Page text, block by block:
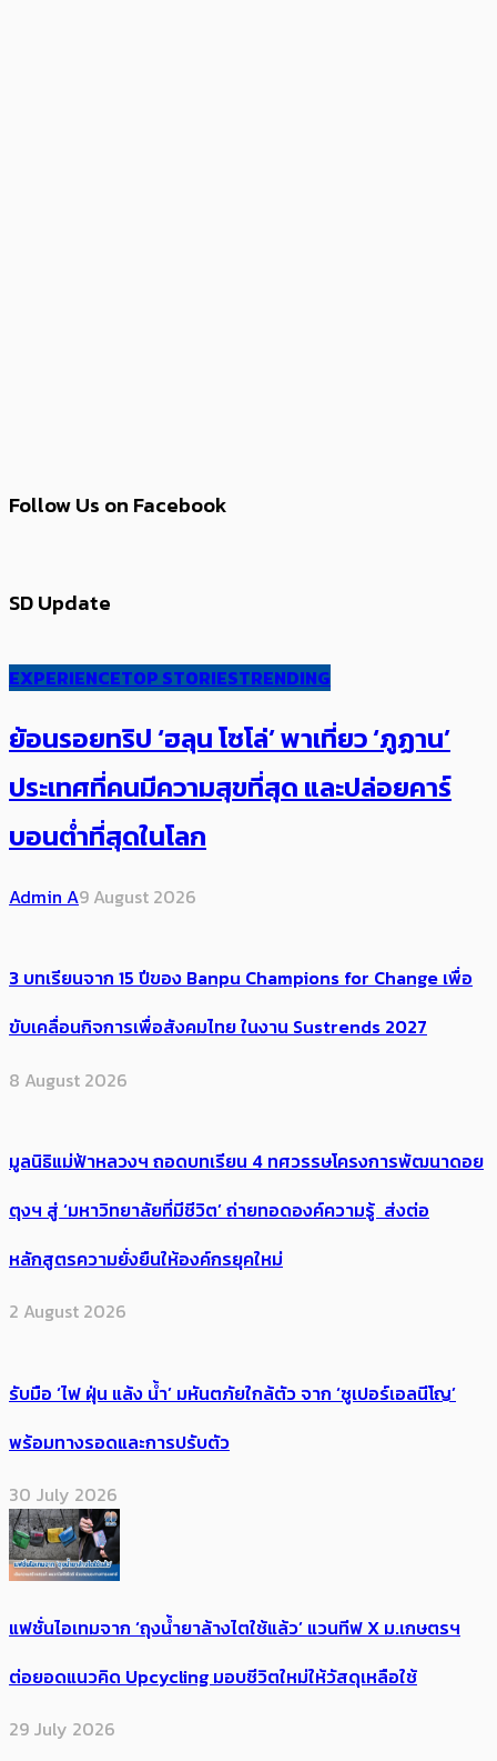
Follow Us on Facebook
SD Update
EXPERIENCETOP STORIESTRENDING
ย้อนรอยทริป ‘ฮลุน โซโล่’ ​​พาเที่ยว ‘ภูฏาน’
ประเทศ​ที่คน​มีความสุข​ที่สุด​​ และปล่อยคาร์​
บอนต่ำที่สุดในโลก
Admin A9 August 2026
3 บทเรียนจาก 15 ปีของ Banpu Champions for Change เพื่อ
ขับเคลื่อนกิจการเพื่อสังคมไทย ในงาน Sustrends 2027
8 August 2026
มูลนิธิแม่ฟ้าหลวงฯ ถอดบทเรียน 4 ทศวรรษโครงการพัฒนาดอย
ตุงฯ สู่ ‘มหาวิทยาลัยที่มีชีวิต’ ถ่ายทอดองค์ความรู้ ส่งต่อ
หลักสูตรความยั่งยืนให้องค์กรยุคใหม่
2 August 2026
รับมือ ‘ไฟ ฝุ่น แล้ง น้ำ’ มหันตภัยใกล้ตัว จาก ‘ซูเปอร์เอลนีโญ’
พร้อมทางรอดและการปรับตัว
30 July 2026
แฟชั่นไอเทมจาก ‘ถุงน้ำยาล้างไตใช้แล้ว’ แวนทีฟ X ม.เกษตรฯ
ต่อยอดแนวคิด Upcycling มอบชีวิตใหม่ให้วัสดุเหลือใช้
29 July 2026